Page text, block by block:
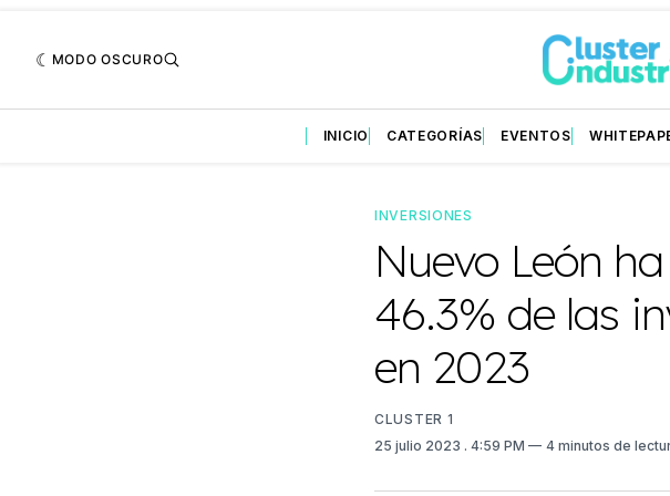
MODO OSCURO
INICIO CATEGORÍAS EVENTOS
INVERSIONES
Nuevo León
46.3% de las
en 2023
CLUSTER 1
25 julio 2023 . 4:59 PM 4 minutos de